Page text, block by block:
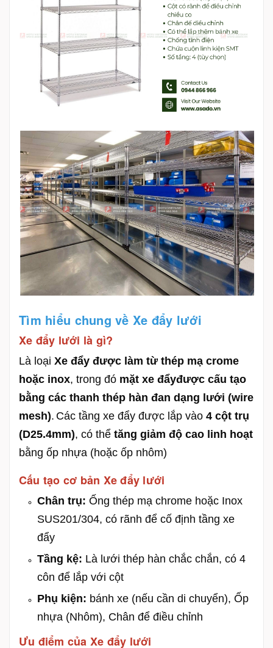
Tìm hiểu chung về Xe đẩy lưới
Xe đẩy lưới là gì?
Là loại Xe đẩy được làm từ thép mạ crome
hoặc inox, trong đó mặt xe đẩyđược cấu tạo
bằng các thanh thép hàn đan dạng lưới (wire
mesh). Các tầng xe đẩy được lắp vào 4 cột trụ
(D25.4mm), có thể tăng giảm độ cao linh hoạt
bằng ốp nhựa (hoặc ốp nhôm)
Cấu tạo cơ bản Xe đẩy lưới
Chân trụ: Ống thép mạ chrome hoặc Inox
SUS201/304, có rãnh để cố định tầng xe
đẩy
Tầng kệ: Là lưới thép hàn chắc chắn, có 4
côn để lắp với cột
Phụ kiện: bánh xe (nếu cần di chuyển), Ốp
nhựa (Nhôm), Chân để điều chỉnh
Ưu điểm của Xe đẩy lưới